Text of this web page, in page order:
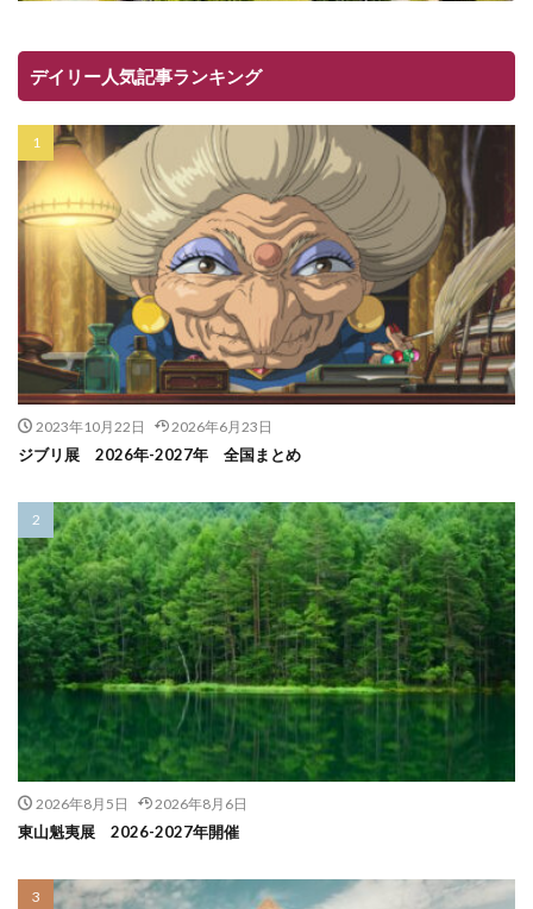
デイリー人気記事ランキング
2023年10月22日 2026年6月23日
ジブリ展 2026年-2027年 全国まとめ
2026年8月5日 2026年8月6日
東山魁夷展 2026-2027年開催